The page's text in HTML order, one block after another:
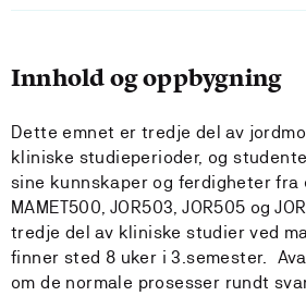
Innhold og oppbygning
Dette emnet er tredje del av
kliniske studieperioder, og
sine kunnskaper og ferdigheter fra
MAMET500, JOR503, JOR505 og
tredje del av kliniske studier ved
finner sted 8 uker i 3.semester.
om de normale prosesser rundt